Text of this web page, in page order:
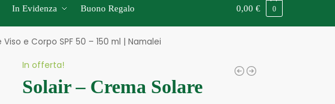
In Evidenza Buono Regalo 0,00 € 0
e Corpo SPF 50 – 150 ml | Namalei
In offerta!
Solair – Crema Solare